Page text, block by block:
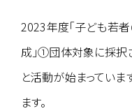
2023年度「子ども若
成」①団体対象に採択
と活動が始まってい
ます。